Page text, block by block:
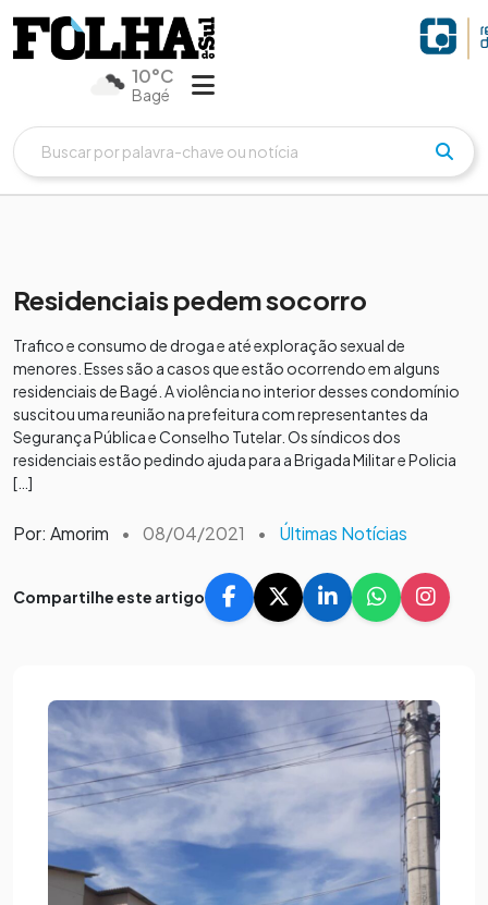
10°C
Bagé
Residenciais pedem socorro
Trafico e consumo de droga e até exploração sexual de
menores. Esses são a casos que estão ocorrendo em alguns
residenciais de Bagé. A violência no interior desses condomínio
suscitou uma reunião na prefeitura com representantes da
Segurança Pública e Conselho Tutelar. Os síndicos dos
residenciais estão pedindo ajuda para a Brigada Militar e Policia
[…]
Por: Amorim • 08/04/2021 • Últimas Notícias
Compartilhe este artigo